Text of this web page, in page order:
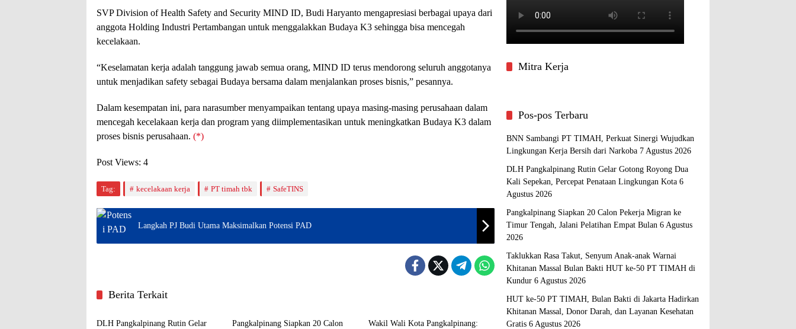
SVP Division of Health Safety and Security MIND ID, Budi Haryanto mengapresiasi berbagai upaya dari
anggota Holding Industri Pertambangan untuk menggalakkan Budaya K3 sehingga bisa mencegah
kecelakaan.
“Keselamatan kerja adalah tanggung jawab semua orang, MIND ID terus mendorong seluruh anggotanya
untuk menjadikan safety sebagai Budaya bersama dalam menjalankan proses bisnis,” pesannya.
Dalam kesempatan ini, para narasumber menyampaikan tentang upaya masing-masing perusahaan dalam
mencegah kecelakaan kerja dan program yang diimplementasikan untuk meningkatkan Budaya K3 dalam
proses bisnis perusahaan. (*)
Post Views: 4
Tag: kecelakaan kerja PT timah tbk SafeTINS
Langkah PJ Budi Utama Maksimalkan Potensi PAD
Berita Terkait
Pangkalpinang
DLH Pangkalpinang Rutin Gelar
Pangkalpinang Siapkan 20 Calon
Wakil Wali Kota Pangkalpinang:
Mitra Kerja
Pos-pos Terbaru
BNN Sambangi PT TIMAH, Perkuat Sinergi Wujudkan
Lingkungan Kerja Bersih dari Narkoba 7 Agustus 2026
DLH Pangkalpinang Rutin Gelar Gotong Royong Dua
Kali Sepekan, Percepat Penataan Lingkungan Kota 6
Agustus 2026
Pangkalpinang Siapkan 20 Calon Pekerja Migran ke
Timur Tengah, Jalani Pelatihan Empat Bulan 6 Agustus
2026
Taklukkan Rasa Takut, Senyum Anak-anak Warnai
Khitanan Massal Bulan Bakti HUT ke-50 PT TIMAH di
Kundur 6 Agustus 2026
HUT ke-50 PT TIMAH, Bulan Bakti di Jakarta Hadirkan
Khitanan Massal, Donor Darah, dan Layanan Kesehatan
Gratis 6 Agustus 2026